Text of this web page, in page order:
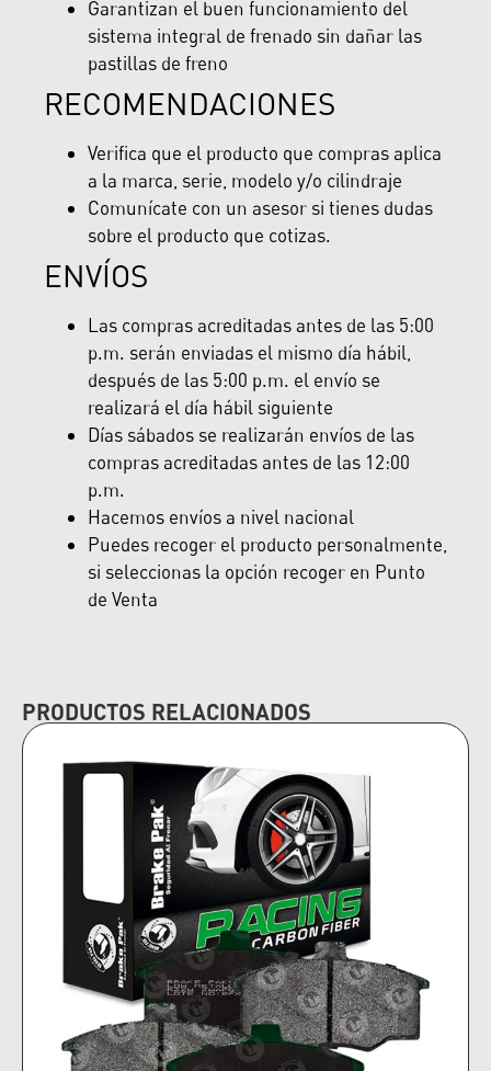
Garantizan el buen funcionamiento del
sistema integral de frenado sin dañar las
pastillas de freno
RECOMENDACIONES
Verifica que el producto que compras aplica
a la marca, serie, modelo y/o cilindraje
Comunícate con un asesor si tienes dudas
sobre el producto que cotizas.
ENVÍOS
Las compras acreditadas antes de las 5:00
p.m. serán enviadas el mismo día hábil,
después de las 5:00 p.m. el envío se
realizará el día hábil siguiente
Días sábados se realizarán envíos de las
compras acreditadas antes de las 12:00
p.m.
Hacemos envíos a nivel nacional
Puedes recoger el producto personalmente,
si seleccionas la opción recoger en Punto
de Venta
PRODUCTOS RELACIONADOS